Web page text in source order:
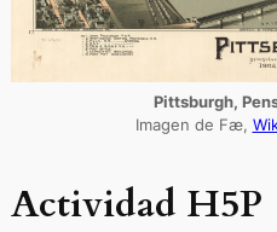
Pittsburgh,
Imagen de Fæ,
Actividad H5P